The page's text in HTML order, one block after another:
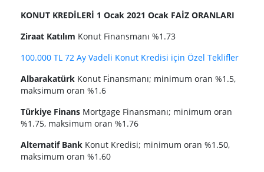
KONUT KREDİLERİ 1 Ocak 2021 Ocak FAİZ ORANLARI
Ziraat Katılım Konut Finansmanı %1.73
100.000 TL 72 Ay Vadeli Konut Kredisi için Özel Teklifler
Albarakatürk Konut Fi̇nansmanı; minimum oran %1.5,
maksimum oran %1.6
Türkiye Finans Mortgage Finansmanı; minimum oran
%1.75, maksimum oran %1.76
Alternatif Bank Konut Kredisi; minimum oran %1.50,
maksimum oran %1.60